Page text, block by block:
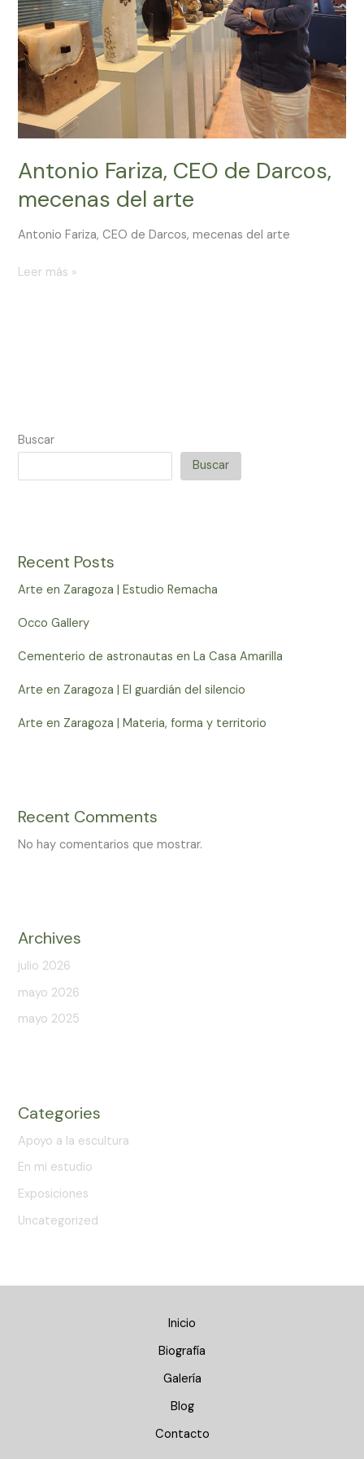
Antonio Fariza, CEO de Darcos,
mecenas del arte
Antonio Fariza, CEO de Darcos, mecenas del arte
del
arte
Leer más »
Buscar
Buscar
Recent Posts
Arte en Zaragoza | Estudio Remacha
Occo Gallery
Cementerio de astronautas en La Casa Amarilla
Arte en Zaragoza | El guardián del silencio
Arte en Zaragoza | Materia, forma y territorio
Recent Comments
No hay comentarios que mostrar.
Archives
julio 2026
mayo 2026
mayo 2025
Categories
Apoyo a la escultura
En mi estudio
Exposiciones
Uncategorized
Inicio
Biografía
Galería
Blog
Contacto